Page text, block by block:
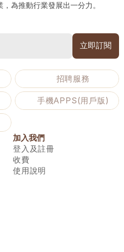
為推動行業發展出一分力。
招聘服務
手機APPS(用戶版)
加入我們
登入及註冊
收費
使用說明